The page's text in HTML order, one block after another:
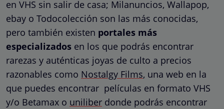
en VHS sin salir de casa; Milanuncios, Wallapop,
ebay o Todocolección son las más conocidas,
pero también existen portales más
especializados en los que podrás encontrar
rarezas y auténticas joyas de culto a precios
razonables como Nostalgy Films, una web en la
que puedes encontrar películas en formato VHS
y/o Betamax o uniliber donde podrás encontrar